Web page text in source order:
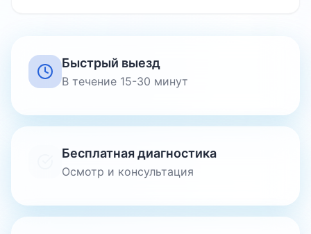
Быстрый выезд
В течение 15-30 минут
Бесплатная диагностика
Осмотр и консультация